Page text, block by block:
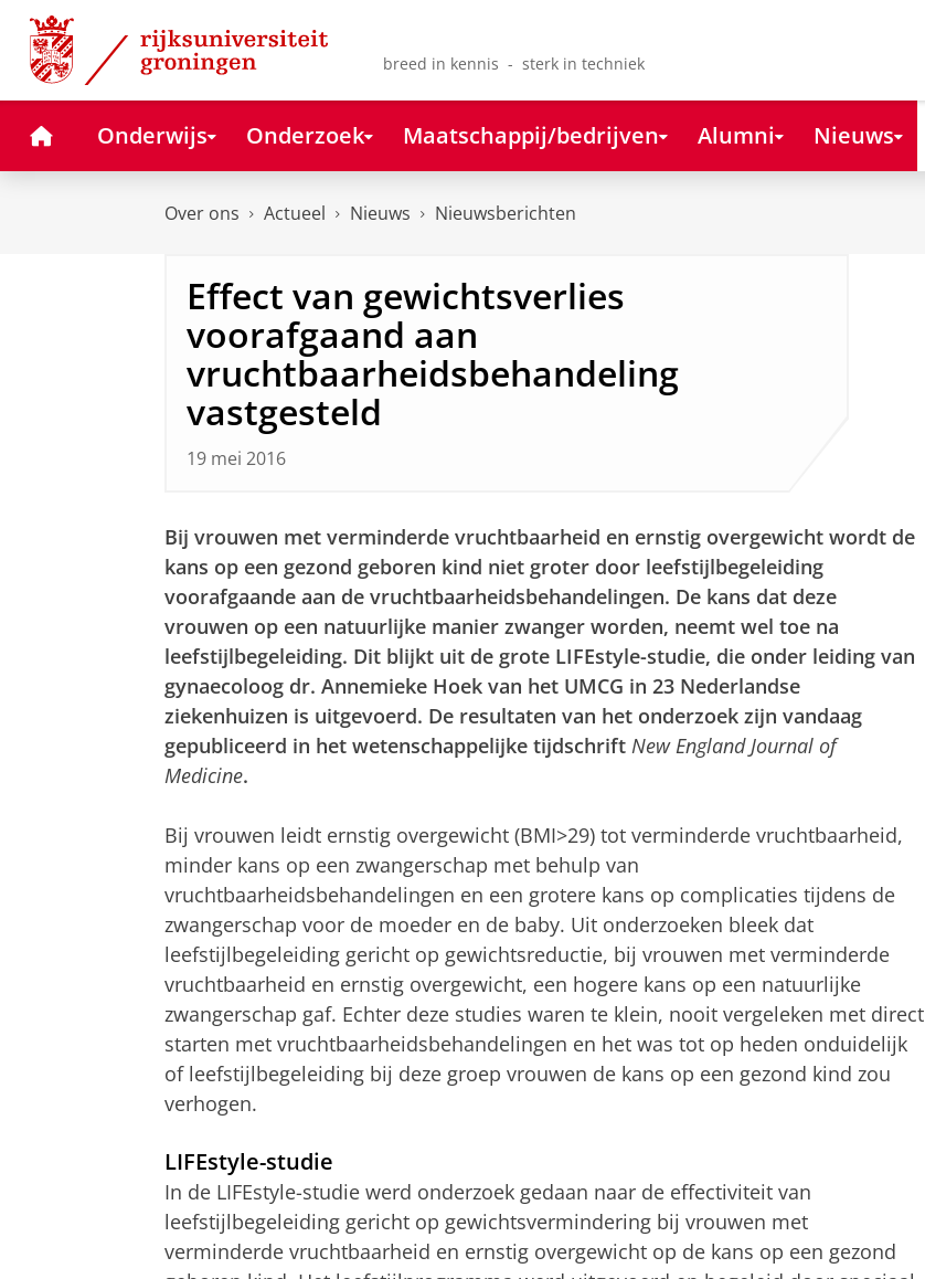
Skip
Content
Skip
Navigation
breed in kennis - sterk in techniek
HomeOnderwijs Onderzoek Maatschappij/bedrijven Alumni Nieuws
Over ons Actueel Nieuws Nieuwsberichten
Effect van gewichtsverlies
voorafgaand aan
vruchtbaarheidsbehandeling
vastgesteld
19 mei 2016
Bij vrouwen met verminderde vruchtbaarheid en ernstig overgewicht wordt de
kans op een gezond geboren kind niet groter door leefstijlbegeleiding
voorafgaande aan de vruchtbaarheidsbehandelingen. De kans dat deze
vrouwen op een natuurlijke manier zwanger worden, neemt wel toe na
leefstijlbegeleiding. Dit blijkt uit de grote LIFEstyle-studie, die onder leiding van
gynaecoloog dr. Annemieke Hoek van het UMCG in 23 Nederlandse
ziekenhuizen is uitgevoerd. De resultaten van het onderzoek zijn vandaag
gepubliceerd in het wetenschappelijke tijdschrift New England Journal of
Medicine.
Bij vrouwen leidt ernstig overgewicht (BMI>29) tot verminderde vruchtbaarheid,
minder kans op een zwangerschap met behulp van
vruchtbaarheidsbehandelingen en een grotere kans op complicaties tijdens de
zwangerschap voor de moeder en de baby. Uit onderzoeken bleek dat
leefstijlbegeleiding gericht op gewichtsreductie, bij vrouwen met verminderde
vruchtbaarheid en ernstig overgewicht, een hogere kans op een natuurlijke
zwangerschap gaf. Echter deze studies waren te klein, nooit vergeleken met direct
starten met vruchtbaarheidsbehandelingen en het was tot op heden onduidelijk
of leefstijlbegeleiding bij deze groep vrouwen de kans op een gezond kind zou
verhogen.
LIFEstyle-studie
In de LIFEstyle-studie werd onderzoek gedaan naar de effectiviteit van
leefstijlbegeleiding gericht op gewichtsvermindering bij vrouwen met
verminderde vruchtbaarheid en ernstig overgewicht op de kans op een gezond